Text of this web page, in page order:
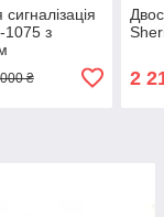
1075 з
₴ 2